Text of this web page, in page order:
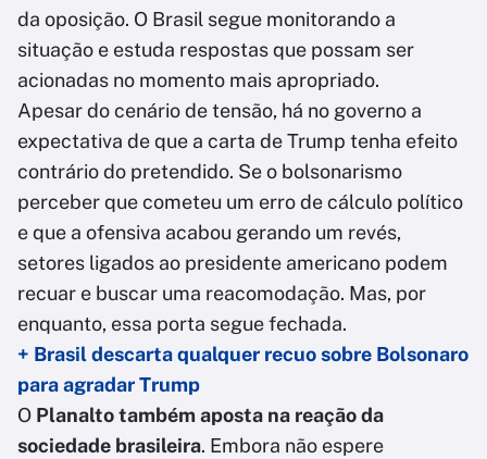
da oposição. O Brasil segue monitorando a
situação e estuda respostas que possam ser
acionadas no momento mais apropriado.
Apesar do cenário de tensão, há no governo a
expectativa de que a carta de Trump tenha efeito
contrário do pretendido. Se o bolsonarismo
perceber que cometeu um erro de cálculo político
e que a ofensiva acabou gerando um revés,
setores ligados ao presidente americano podem
recuar e buscar uma reacomodação. Mas, por
enquanto, essa porta segue fechada.
+ Brasil descarta qualquer recuo sobre Bolsonaro
para agradar Trump
O Planalto também aposta na reação da
sociedade brasileira. Embora não espere